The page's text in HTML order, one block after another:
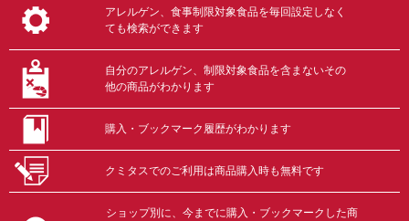
アレルゲン、食事制限対象食品を毎回設定しなく
ても検索ができます
自分のアレルゲン、制限対象食品を含まないその
他の商品がわかります
購入・ブックマーク履歴がわかります
クミタスでのご利用は商品購入時も無料です
ショップ別に、今までに購入・ブックマークした商